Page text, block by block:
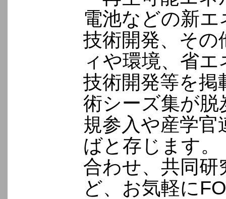
電池などの新
技術開発、そ
ィや環境、省
技術開発等を掲
術シーズ集が脱
規参入や産学
ばと存じます
合わせ、共同
ど、お気軽に